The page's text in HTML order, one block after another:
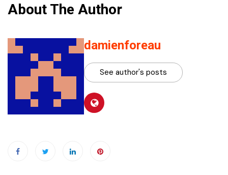
About The Author
damienforeau
See author's posts